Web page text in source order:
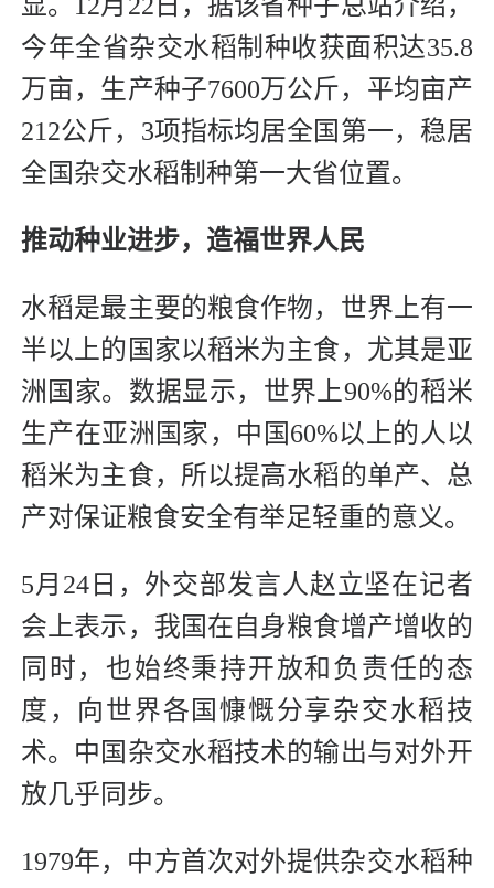
显。12月22日，据该省种子总站介绍，
今年全省杂交水稻制种收获面积达35.8
万亩，生产种子7600万公斤，平均亩产
212公斤，3项指标均居全国第一，稳居
全国杂交水稻制种第一大省位置。
推动种业进步，造福世界人民
水稻是最主要的粮食作物，世界上有一
半以上的国家以稻米为主食，尤其是亚
洲国家。数据显示，世界上90%的稻米
生产在亚洲国家，中国60%以上的人以
稻米为主食，所以提高水稻的单产、总
产对保证粮食安全有举足轻重的意义。
5月24日，外交部发言人赵立坚在记者
会上表示，我国在自身粮食增产增收的
同时，也始终秉持开放和负责任的态
度，向世界各国慷慨分享杂交水稻技
术。中国杂交水稻技术的输出与对外开
放几乎同步。
1979年，中方首次对外提供杂交水稻种